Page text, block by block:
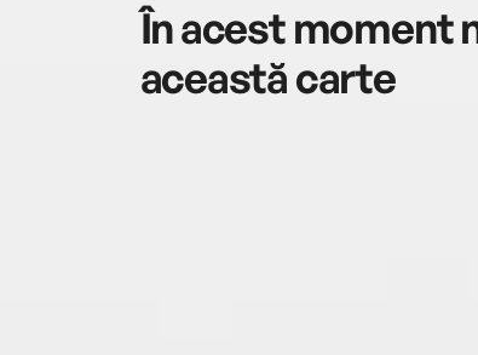
În acest moment
această carte